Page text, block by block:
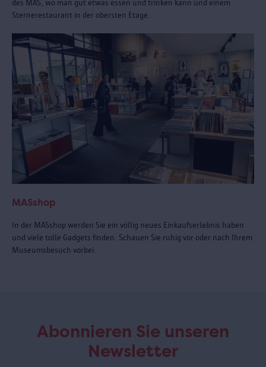
des MAS, wo man gut etwas essen und trinken kann und einem
Sternerestaurant in der obersten Etage.
MASshop
In der MASshop werden Sie ein völlig neues Einkaufserlebnis haben
und viele tolle Gadgets finden. Schauen Sie ruhig vor oder nach Ihrem
Museumsbesuch vorbei.
Abonnieren Sie unseren
Newsletter